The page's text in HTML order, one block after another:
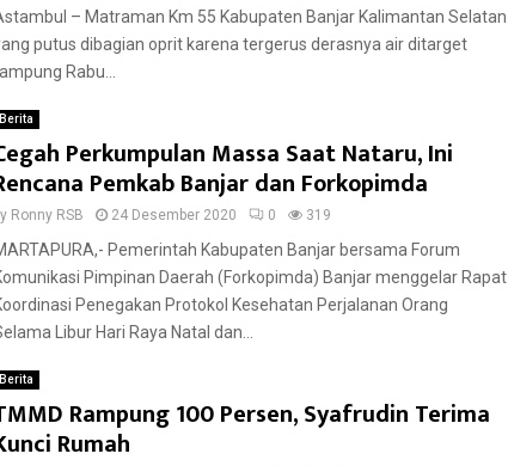
– Matraman Km 55 Kabupaten Banjar Kalimantan Selatan
putus dibagian oprit karena tergerus derasnya air ditarget
Rabu...
Berita
Perkumpulan Massa Saat Nataru, Ini
Pemkab Banjar dan Forkopimda
Ronny RSB 24 Desember 2020 0 319
Pemerintah Kabupaten Banjar bersama Forum
Pimpinan Daerah (Forkopimda) Banjar menggelar Rapat
Penegakan Protokol Kesehatan Perjalanan Orang
Libur Hari Raya Natal dan...
Berita
Rampung 100 Persen, Syafrudin Terima
Rumah